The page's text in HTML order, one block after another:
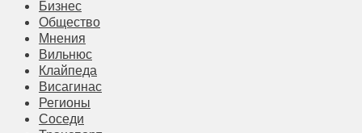
Бизнес
Общество
Мнения
Вильнюс
Клайпеда
Висагинас
Регионы
Соседи